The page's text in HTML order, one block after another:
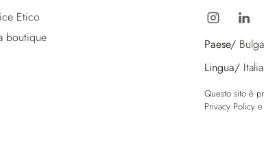
Etico
boutique
Paese/
Lingua/
Questo sito è
Privacy Policy